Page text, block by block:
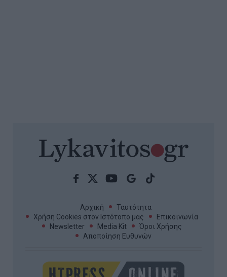
Αρχική
Ταυτότητα
Χρήση Cookies στον Ιστότοπο μας
Επικοινωνία
Newsletter
Media Kit
Όροι Χρήσης
Αποποίηση Ευθυνών